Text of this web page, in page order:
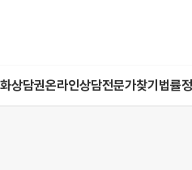
상담권온라인상담전문가찾기 법률